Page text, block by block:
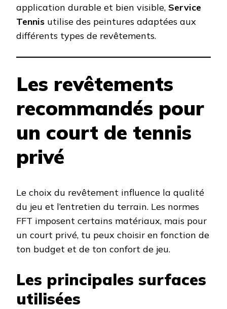
application durable et bien visible, Service
Tennis utilise des peintures adaptées aux
différents types de revêtements.
Les revêtements
recommandés pour
un court de tennis
privé
Le choix du revêtement influence la qualité
du jeu et l’entretien du terrain. Les normes
FFT imposent certains matériaux, mais pour
un court privé, tu peux choisir en fonction de
ton budget et de ton confort de jeu.
Les principales surfaces
utilisées